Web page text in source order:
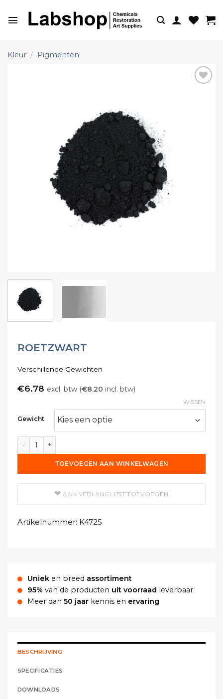
naar
Kleur / Pigmenten
ROETZWART
Verschillende Gewichten
€6.78 excl. btw (€8.20 incl. btw)
Gewicht
WISSEN
Roetzwart aantal
TOEVOEGEN AAN WINKELWAGEN
AAN VERLANGLIJST TOEVOEGEN
Artikelnummer: K4725
Uniek en breed assortiment
95% van de producten uit voorraad
leverbaar
Meer dan 50 jaar kennis en ervaring
BESCHRIJVING
SPECIFICATIES
DOWNLOADS